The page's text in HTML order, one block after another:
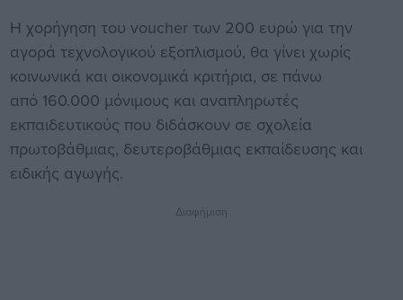
Η χορήγηση του voucher των 200 ευρώ για την
αγορά τεχνολογικού εξοπλισμού, θα γίνει χωρίς
κοινωνικά και οικονομικά κριτήρια, σε πάνω
από 160.000 μόνιμους και αναπληρωτές
εκπαιδευτικούς που διδάσκουν σε σχολεία
πρωτοβάθμιας, δευτεροβάθμιας εκπαίδευσης και
ειδικής αγωγής.
Διαφήμιση